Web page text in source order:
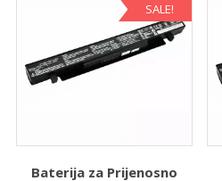
SALE!
Baterija za Prijenosno